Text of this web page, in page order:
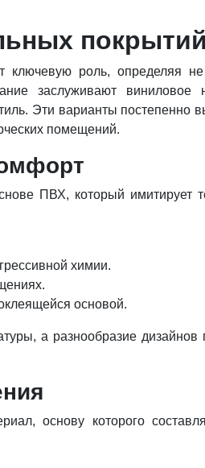
роль, определяя не
заслуживают
Эти варианты постепенно
помещений.
ПВХ, который имитирует
химии.
основой.
а разнообразие дизайнов
основу которого